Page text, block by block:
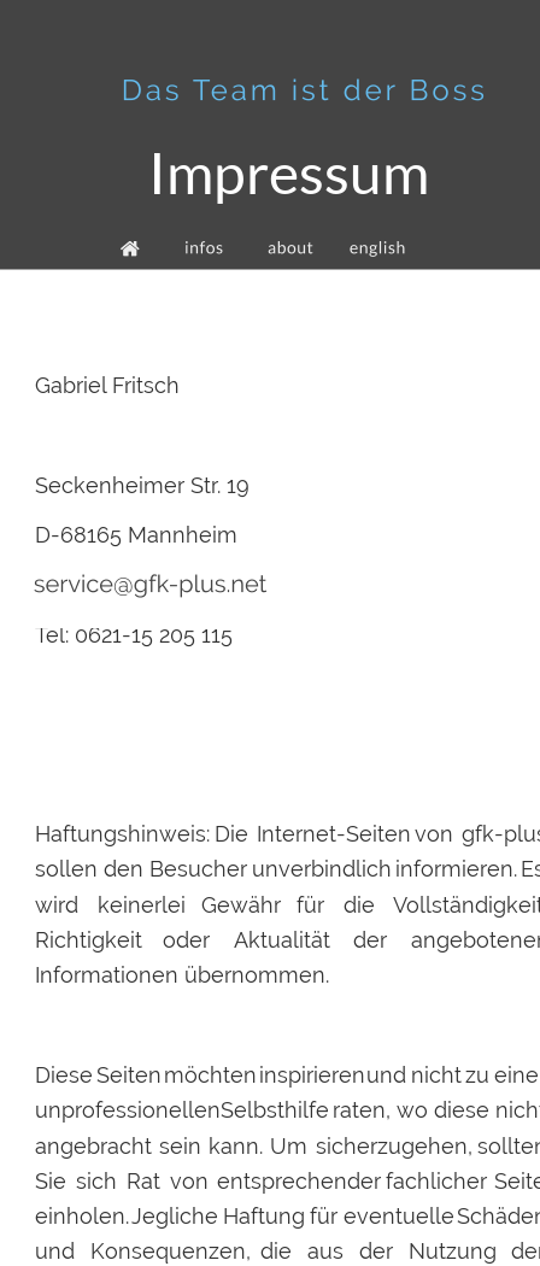
Gabriel Fritsch
Seckenheimer Str. 19
D-68165 Mannheim
service@gfk-plus.net
Tel: 0621-15 205 115
Haftungshinweis: Die Internet-Seiten von gfk-
sollen den Besucher unverbindlich informieren.
wird
keinerlei Gewähr für die
Richtigkeit
oder Aktualität der
Informationen übernommen.
DieseSeitenmöchteninspirierenund nichtzu
unprofessionellenSelbsthilfe raten, wo diese
angebracht sein kann. Um sicherzugehen,
Sie sich Rat von entsprechenderfachlicher
einholen.Jegliche Haftung für eventuelle
und
Konsequenzen, die aus der Nutzung
Impressum